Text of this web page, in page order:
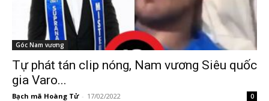
Góc Nam vương
Tự phát tán clip nóng, Nam vương Siêu quốc
gia Varo...
Bạch mã Hoàng Tử - 17/02/2022 0